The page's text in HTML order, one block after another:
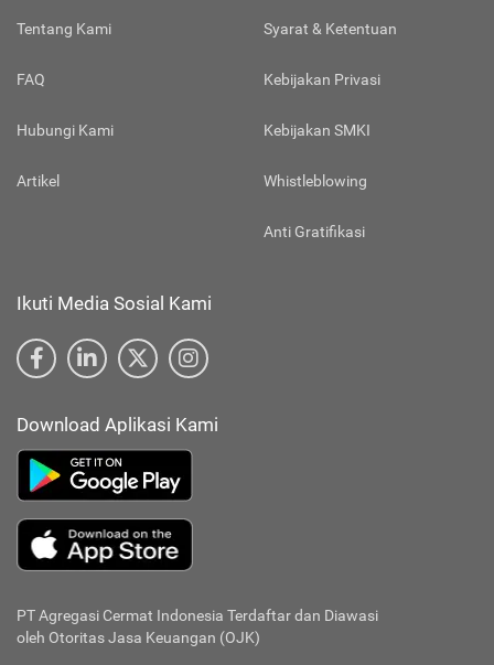
Tentang Kami
FAQ
Hubungi Kami
Artikel
Syarat & Ketentuan
Kebijakan Privasi
Kebijakan SMKI
Whistleblowing
Anti Gratifikasi
Ikuti Media Sosial Kami
Download Aplikasi Kami
PT Agregasi Cermat Indonesia Terdaftar dan Diawasi
oleh Otoritas Jasa Keuangan (OJK)